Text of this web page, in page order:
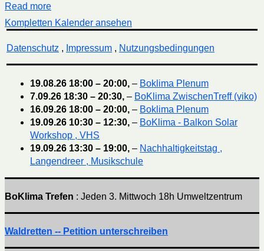
Read more
Kompletten Kalender ansehen
Datenschutz , Impressum, Nutzungsbedingungen
19.08.26 18:00 – 20:00, – Boklima Plenum
7.09.26 18:30 – 20:30, – BoKlima ZwischenTreff (viko)
16.09.26 18:00 – 20:00, – Boklima Plenum
19.09.26 10:30 – 12:30, – BoKlima - Balkon Solar
Workshop , VHS
19.09.26 13:30 – 19:00, – Nachhaltigkeitstag ,
Langendreer , Musikschule
BoKlima Trefen : Jeden 3. Mittwoch 18h Umweltzentrum
Waldretten -- Petition unterschreiben